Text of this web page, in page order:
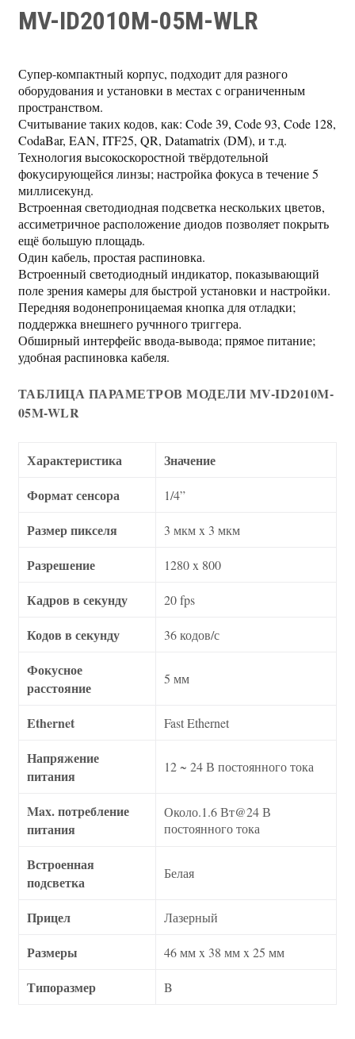
MV-ID2010M-05M-WLR
Супер-компактный корпус, подходит для разного
оборудования и установки в местах с ограниченным
пространством.
Считывание таких кодов, как: Code 39, Code 93, Code 128,
CodaBar, EAN, ITF25, QR, Datamatrix (DM), и т.д.
Технология высокоскоростной твёрдотельной
фокусирующейся линзы; настройка фокуса в течение 5
миллисекунд.
Встроенная светодиодная подсветка нескольких цветов,
ассиметричное расположение диодов позволяет покрыть
ещё большую площадь.
Один кабель, простая распиновка.
Встроенный светодиодный индикатор, показывающий
поле зрения камеры для быстрой установки и настройки.
Передняя водонепроницаемая кнопка для отладки;
поддержка внешнего ручнного триггера.
Обширный интерфейс ввода-вывода; прямое питание;
удобная распиновка кабеля.
ТАБЛИЦА ПАРАМЕТРОВ МОДЕЛИ MV-ID2010M-
05M-WLR
Характеристика
Значение
Формат сенсора
1/4”
Размер пикселя 3 мкм x 3 мкм
Разрешение 1280 x 800
Кадров в секунду 20 fps
Кодов в секунду 36 кодов/с
Фокусное
расстояние
5 мм
Ethernet Fast Ethernet
Напряжение
питания
12 ~ 24 В постоянного тока
Max. потребление
питания
Около.1.6 Вт@24 В
постоянного тока
Встроенная
подсветка
Белая
Прицел Лазерный
Размеры 46 мм x 38 мм x 25 мм
Типоразмер B